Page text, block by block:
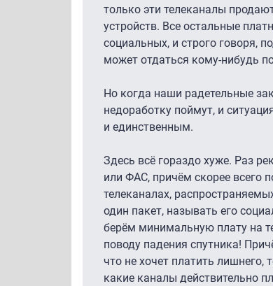
только эти телеканалы
устройств. Все остальные
социальных, и строго говоря,
может отдаться кому-нибудь
Но когда наши радетельные
недоработку поймут, и
и единственным.
Здесь всё гораздо хуже. Раз
или ФАС, причём скорее всего
телеканалах,
один пакет, называть его
берём минимальную плату на
поводу падения спутника!
что не хочет платить лишнего,
какие каналы действительно